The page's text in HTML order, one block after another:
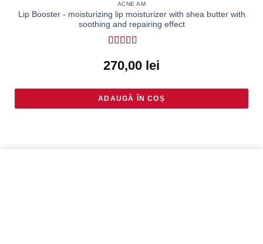
ACNE AM
Lip Booster - moisturizing lip moisturizer with shea butter with
soothing and repairing effect
out of 5
270,00 lei
ADAUGĂ ÎN COȘ